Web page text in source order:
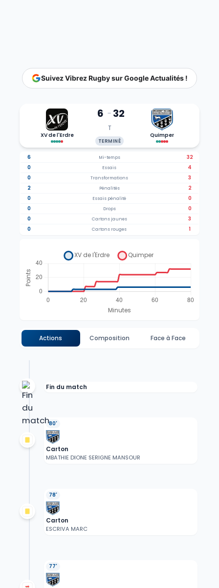
Suivez Vibrez Rugby sur Google Actualités !
XV de l'Erdre
6 - 32
T
TERMINÉ
Quimper
6 Mi-temps
32
0
Essais
4
0
Transformations
3
2
Pénalités
2
0
Essais pénalité
0
0
Drops
0
0
Cartons jaunes
3
0
Cartons rouges 1
Actions Composition Face à Face
Fin du match
80'
Carton
MBATHIE DIONE SERIGNE MANSOUR
78'
Carton
ESCRIVA MARC
77'